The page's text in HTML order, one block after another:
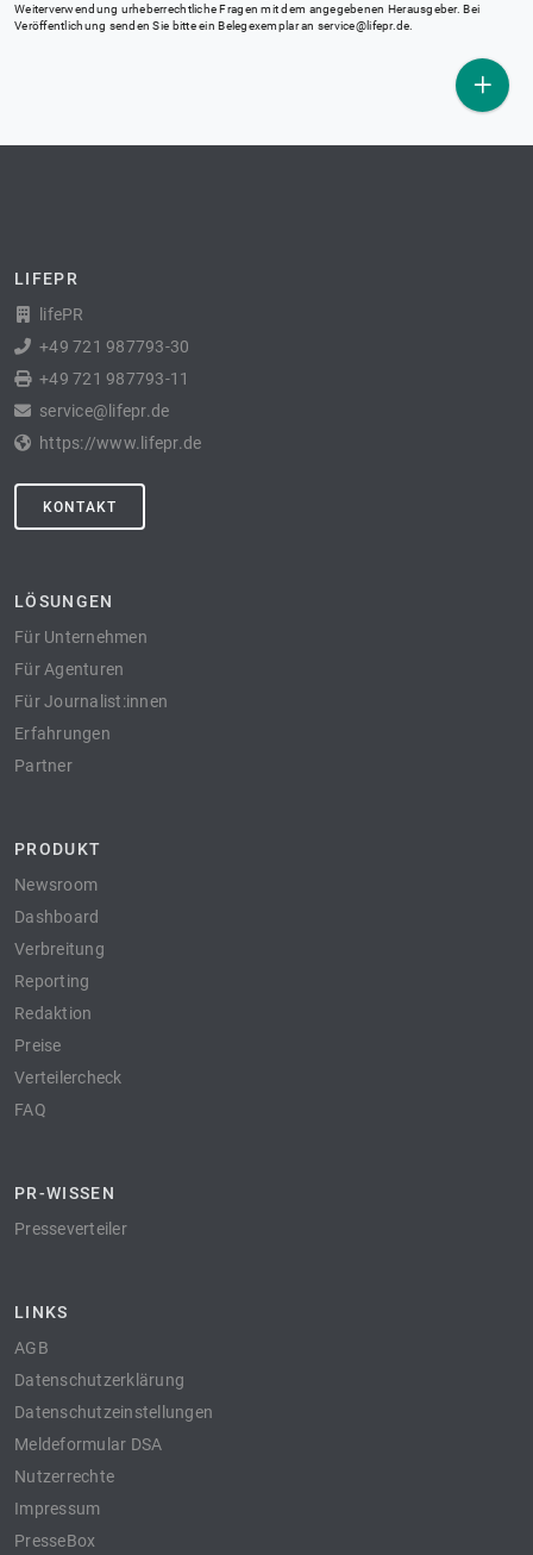
Weiterverwendung urheberrechtliche Fragen mit dem angegebenen Herausgeber. Bei
Veröffentlichung senden Sie bitte ein Belegexemplar an service@lifepr.de
LIFEPR
lifePR
+49 721 987793-30
+49 721 987793-11
service@lifepr.de
https://www.lifepr.de
KONTAKT
LÖSUNGEN
Für Unternehmen
Für Agenturen
Für Journalist:innen
Erfahrungen
Partner
PRODUKT
Newsroom
Dashboard
Verbreitung
Reporting
Redaktion
Preise
Verteilercheck
FAQ
PR-WISSEN
Presseverteiler
LINKS
AGB
Datenschutzerklärung
Datenschutzeinstellungen
Meldeformular DSA
Nutzerrechte
Impressum
PresseBox